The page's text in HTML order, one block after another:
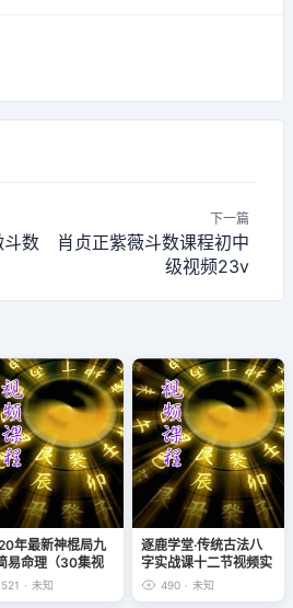
斗数
下一篇
肖贞正紫薇斗数课程初中
级视频23v
年最新神棍局九
易命理（30集视
记文档），已完
521 · 未知
逐鹿学堂·传统古法八
字实战课十二节视频实
战大课
490 · 未知